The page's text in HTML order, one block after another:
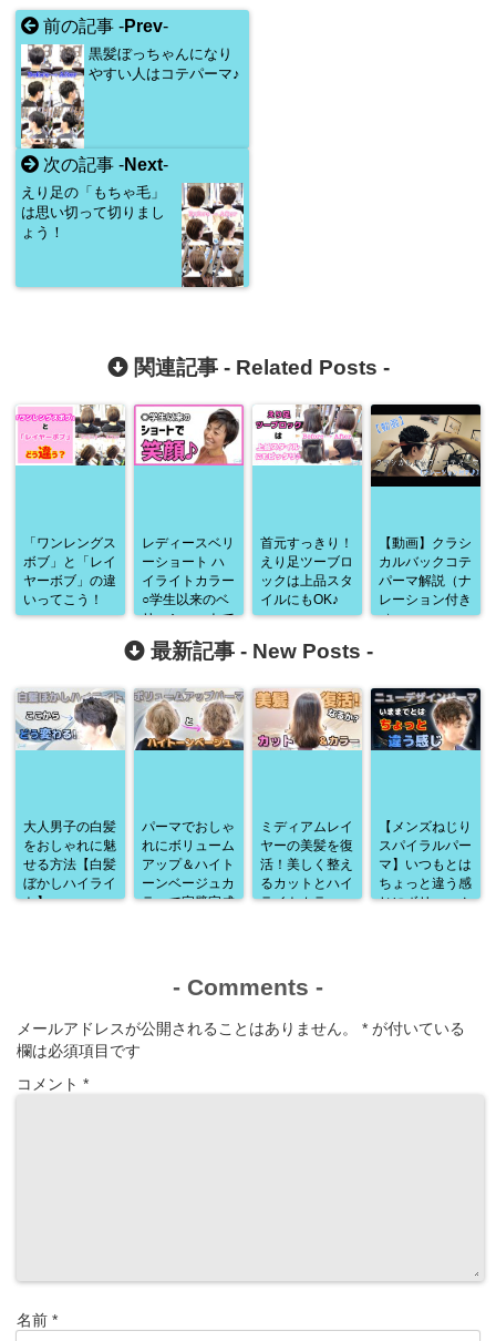
前の記事 -Prev-
黒髪ぼっちゃんになり
やすい人はコテパーマ♪
次の記事 -Next-
えり足の「もちゃ毛」
は思い切って切りまし
ょう！
関連記事 - Related Posts -
「ワンレングス
ボブ」と「レイ
ヤーボブ」の違
いってこう！
レディースベリ
ーショート ハ
イライトカラー
○学生以来のベ
リーショートで
笑顔に♪
首元すっきり！
えり足ツーブロ
ックは上品スタ
イルにもOK♪
【動画】クラシ
カルバックコテ
パーマ解説（ナ
レーション付き
♪）
最新記事 - New Posts -
大人男子の白髪
をおしゃれに魅
せる方法【白髪
ぼかしハイライ
ト】
パーマでおしゃ
れにボリューム
アップ＆ハイト
ーンベージュカ
ラーで完璧完成
ミディアムレイ
ヤーの美髪を復
活！美しく整え
るカットとハイ
ライトカラー
【メンズねじり
スパイラルパー
マ】いつもとは
ちょっと違う感
じにボリューム
- Comments -
メールアドレスが公開されることはありません。 * が付いている
欄は必須項目です
コメント *
名前 *